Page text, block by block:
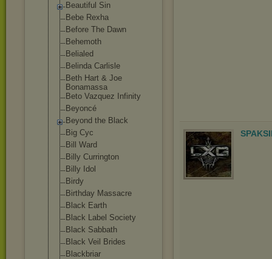
Beautiful Sin
Bebe Rexha
Before The Dawn
Behemoth
Belialed
Belinda Carlisle
Beth Hart & Joe
Bonamassa
Beto Vazquez Infinity
Beyoncé
Beyond the Black
Big Cyc
Bill Ward
Billy Currington
Billy Idol
Birdy
Birthday Massacre
Black Earth
Black Label Society
Black Sabbath
Black Veil Brides
Blackbriar